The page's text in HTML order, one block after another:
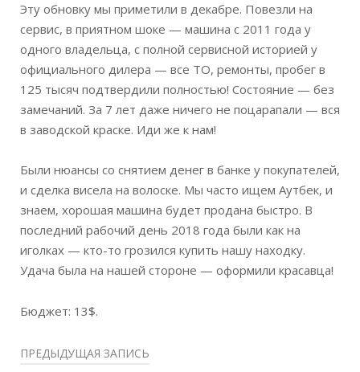
Эту обновку мы приметили в декабре. Повезли на
сервис, в приятном шоке — машина с 2011 года у
одного владельца, с полной сервисной историей у
официального дилера — все ТО, ремонты, пробег в
125 тысяч подтвердили полностью! Состояние — без
замечаний. За 7 лет даже ничего не поцарапали — вся
в заводской краске. Иди же к нам!
Были нюансы со снятием денег в банке у покупателей,
и сделка висела на волоске. Мы часто ищем Аутбек, и
знаем, хорошая машина будет продана быстро. В
последний рабочий день 2018 года были как на
иголках — кто-то грозился купить нашу находку.
Удача была на нашей стороне — оформили красавца!
Бюджет: 13$.
ПРЕДЫДУЩАЯ ЗАПИСЬ